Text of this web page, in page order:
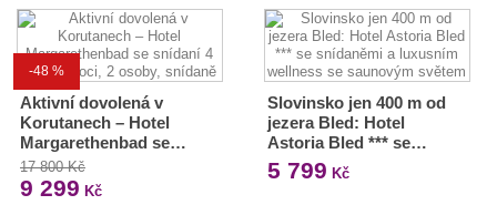
-48 %
Aktivní dovolená v
Korutanech – Hotel
Margarethenbad se…
17 800 Kč
9 299 Kč
Slovinsko jen 400 m od
jezera Bled: Hotel
Astoria Bled *** se…
5 799 Kč